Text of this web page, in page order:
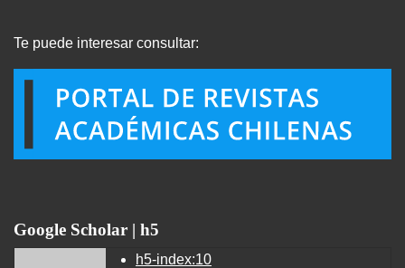
Te puede interesar consultar:
Google Scholar | h5
h5-index:10